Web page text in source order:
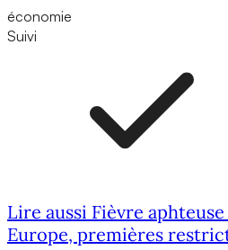
économie
Suivi
Lire aussi Fièvre
Europe, premières